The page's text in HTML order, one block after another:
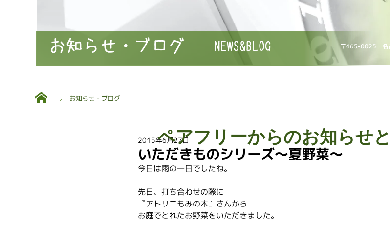
〒465-0025 名
NEWS&BLOG
お知らせ・ブログ
お知らせ・ブログ
いただきものシリーズ〜夏野菜〜
2015年6月27日
今日は雨の一日でしたね。
先日、打ち合わせの際に
『アトリエもみの木』さんから
お庭でとれたお野菜をいただきました。
ペアフリーからのお知らせ